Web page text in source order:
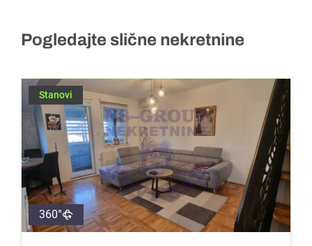
Pogledajte slične nekretnine
Stanovi
360°